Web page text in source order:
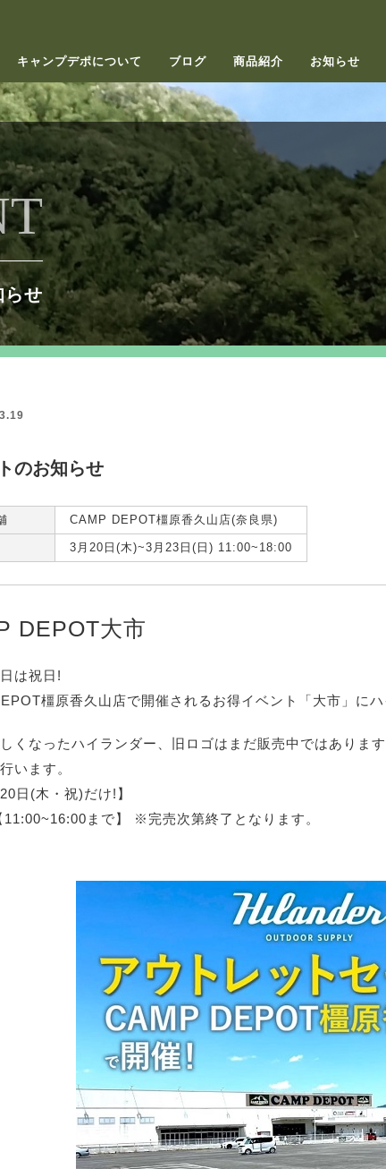
キャンプデポについて ブログ 商品紹介 お知らせ
らせ
のお知らせ
CAMP DEPOT橿原香久山店(奈良県)
3月20日(木)~3月23日(日) 11:00~18:00
DEPOT大市
は祝日!
橿原香久山店で開催されるお得イベント「大市」に
くなったハイランダー、旧ロゴはまだ販売中ではありま
います。
日(木・祝)だけ!】
11:00~16:00まで】 ※完売次第終了となります。